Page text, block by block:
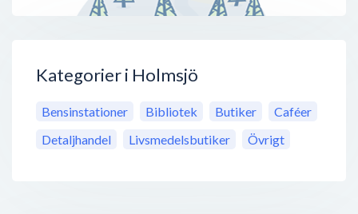
Kategorier i Holmsjö
Bensinstationer Bibliotek Butiker
Caféer
Detaljhandel
Livsmedelsbutiker Övrigt